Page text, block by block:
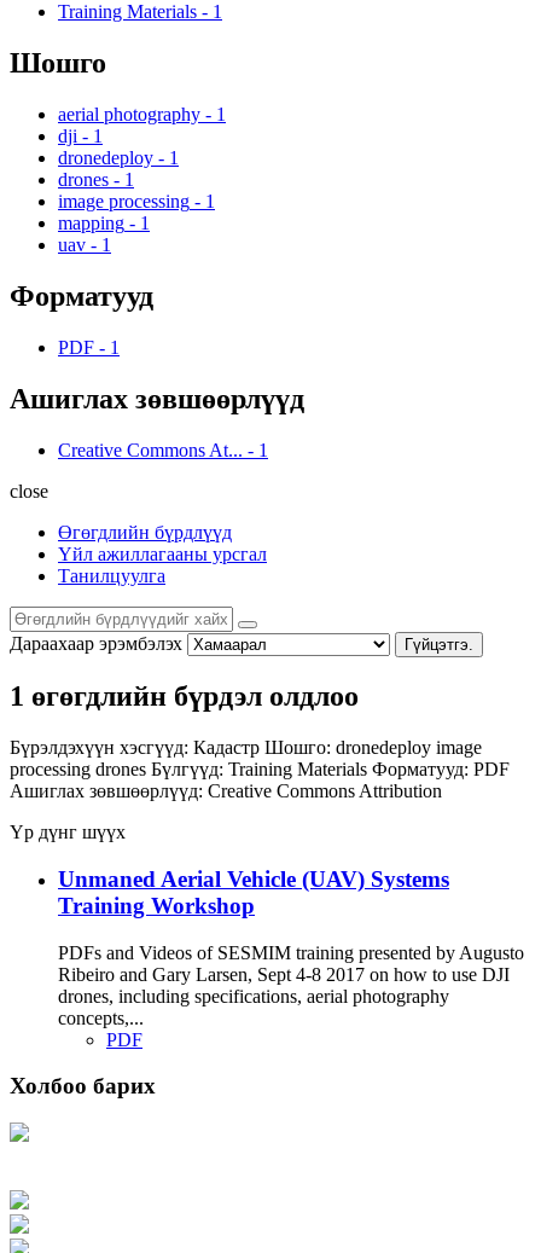
Training Materials - 1
Шошго
aerial photography - 1
dji - 1
dronedeploy - 1
drones - 1
image processing - 1
mapping - 1
uav - 1
Форматууд
PDF - 1
Ашиглах зөвшөөрлүүд
Creative Commons At... - 1
close
Өгөгдлийн бүрдлүүд
Үйл ажиллагааны урсгал
Танилцуулга
Дараахаар эрэмбэлэх Гүйцэтгэ.
1 өгөгдлийн бүрдэл олдлоо
Бүрэлдэхүүн хэсгүүд: Кадастр Шошго: dronedeploy image
processing drones Бүлгүүд: Training Materials Форматууд: PDF
Ашиглах зөвшөөрлүүд: Creative Commons Attribution
Үр дүнг шүүх
Unmaned Aerial Vehicle (UAV) Systems
Training Workshop
PDFs and Videos of SESMIM training presented by Augusto
Ribeiro and Gary Larsen, Sept 4-8 2017 on how to use DJI
drones, including specifications, aerial photography
concepts,...
PDF
Холбоо барих